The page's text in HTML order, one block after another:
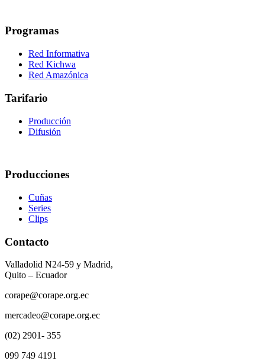
Programas
Red Informativa
Red Kichwa
Red Amazónica
Tarifario
Producción
Difusión
Producciones
Cuñas
Series
Clips
Contacto
Valladolid N24-59 y Madrid,
Quito – Ecuador
corape@corape.org.ec
mercadeo@corape.org.ec
(02) 2901- 355
099 749 4191